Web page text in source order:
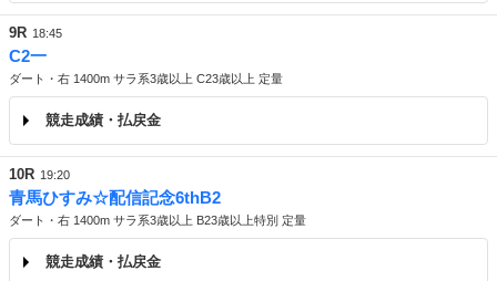
9R 18:45
C2一
ダート・右 1400m サラ系3歳以上 C23歳以上 定量
競走成績・払戻金
10R 19:20
青馬ひすみ☆配信記念6thB2
ダート・右 1400m サラ系3歳以上 B23歳以上特別 定量
競走成績・払戻金